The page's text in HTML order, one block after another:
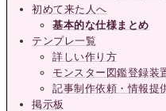
初めて来た人へ
基本的な仕様まとめ
テンプレ一覧
詳しい作り方
モンスター図鑑登録装
記事制作依頼・情報提
掲示板